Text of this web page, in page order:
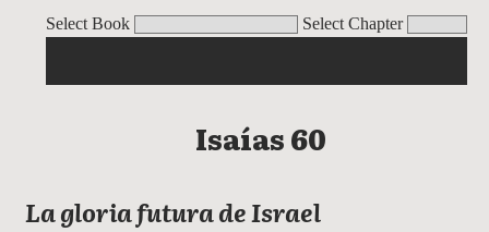
Select Book Select Chapter
Isaías 60
La gloria futura de Israel